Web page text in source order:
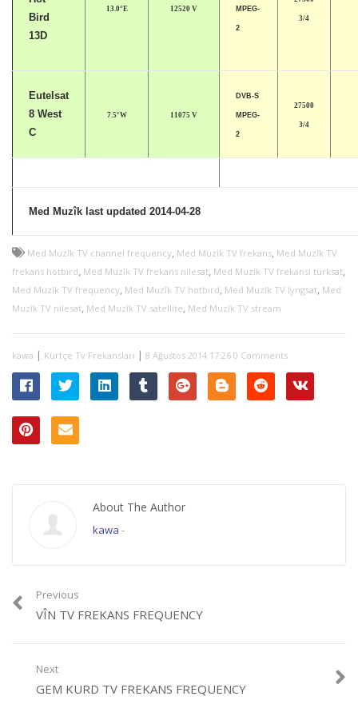
Bird
13D
13.0°E 12520 V MPEG-
2
3/4
Eutelsat
8 West
C
7.5°W 11075 V
DVB-S
MPEG-
2
27500
3/4
Med Muzîk last updated 2014-04-28
Med Muzîk TV channel frequency, Med Muzîk TV frekans, Med Muzîk TV
frekans hotbird, Med Muzîk TV frekans nilesat, Med Muzîk TV frekansı türksat,
Med Muzîk TV frequency, Med Muzîk TV hotbird, Med Muzîk TV lyngsat, Med
Muzîk TV nilesat, Med Muzîk TV satellite, Med Muzîk TV stream
kawa | Kürtçe Tv Frekansları | 8 Ağustos 2014 17:26 0 Comments
About The Author
kawa -
Previous
VÎN TV FREKANS FREQUENCY
Next
GEM KURD TV FREKANS FREQUENCY